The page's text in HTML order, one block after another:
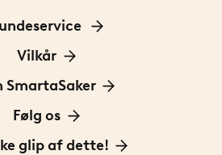
Kontakt os
Vilkår
om cookies
Privatlivspolitik
SmartaSaker
Om os
Vores historie
Følg os
Opfindere
glip af dette!